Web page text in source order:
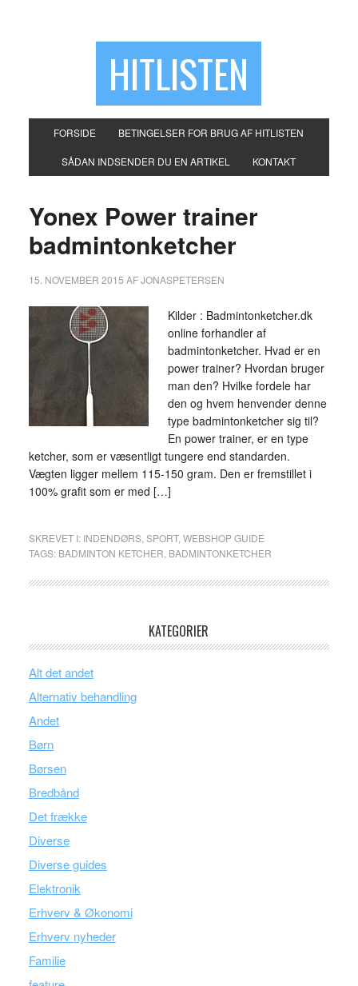
HITLISTEN
FORSIDE BETINGELSER FOR BRUG AF HITLISTEN
SÅDAN INDSENDER DU EN ARTIKEL KONTAKT
Yonex Power trainer
badmintonketcher
15. NOVEMBER 2015 AFJONASPETERSEN
Kilder : Badmintonketcher.dk
online forhandler af
badmintonketcher. Hvad er en
power trainer? Hvordan bruger
man den? Hvilke fordele har
den og hvem henvender denne
type badmintonketcher sig til?
En power trainer, er en type
ketcher, som er væsentligt tungere end standarden.
Vægten ligger mellem 115-150 gram. Den er fremstillet i
100% grafit som er med […]
SKREVET I: INDENDØRS, SPORT, WEBSHOP GUIDE
TAGS: BADMINTON KETCHER BADMINTONKETCHER
KATEGORIER
Alt det andet
Alternativ behandling
Andet
Børn
Børsen
Bredbånd
Det frække
Diverse
Diverse guides
Elektronik
Erhverv & Økonomi
Erhverv nyheder
Familie